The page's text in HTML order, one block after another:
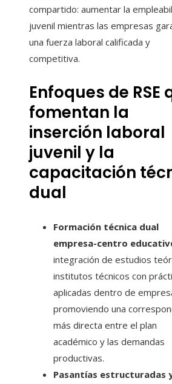
compartido: aumentar la
juvenil mientras las empresas
una fuerza laboral calificada y
competitiva.
Enfoques de RSE
fomentan la
inserción laboral
juvenil y la
capacitación
dual
Formación técnica dual
empresa-centro
integración de estudios
institutos técnicos con
aplicadas dentro de
promoviendo una
más directa entre el plan
académico y las demandas
productivas.
Pasantías estructuradas